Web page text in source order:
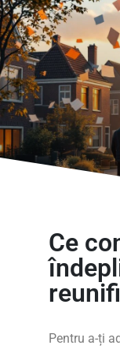
Ce
Pentru a-ți